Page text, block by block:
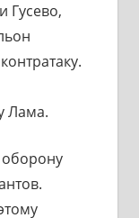
Гусево,
Лама.